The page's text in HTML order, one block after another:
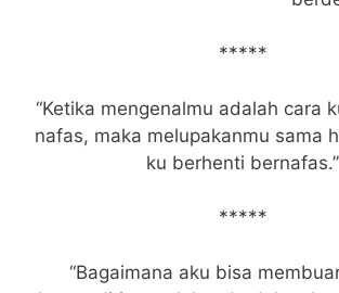
*****
“Ketika mengenalmu adalah cara
nafas, maka melupakanmu sama
ku berhenti bernafas.”
*****
“Bagaimana aku bisa